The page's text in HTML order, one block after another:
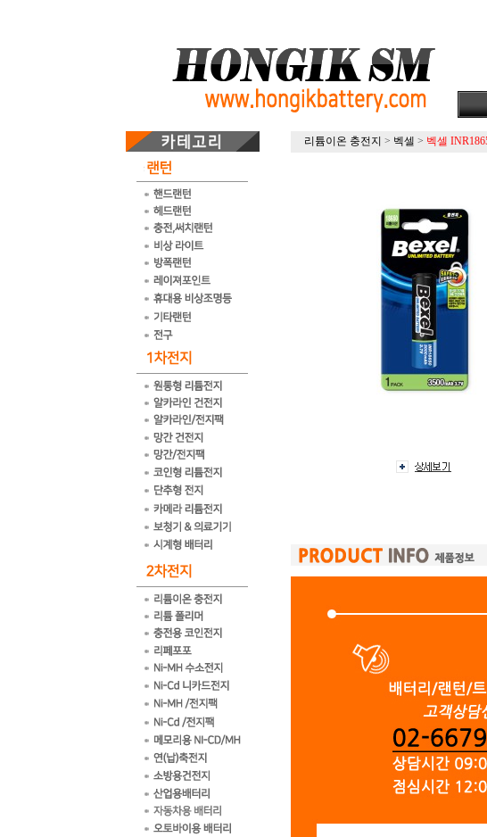
리튬이온 충전지 > 벡셀 > 벡셀